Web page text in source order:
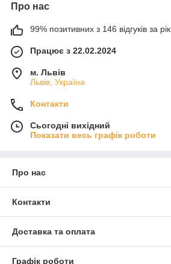
Про нас
99% позитивних з 146 відгуків за рік
Працює з 22.02.2024
м. Львів
Львів, Україна
Контакти
Сьогодні вихідний
Показати весь графік роботи
Про нас
Контакти
Доставка та оплата
Графік роботи